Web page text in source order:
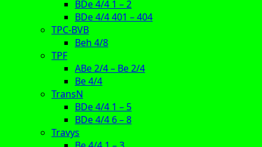
BDe 4/4 1 – 2
BDe 4/4 401 – 404
TPC-BVB
Beh 4/8
TPF
ABe 2/4 – Be 2/4
Be 4/4
TransN
BDe 4/4 1 – 5
BDe 4/4 6 – 8
Travys